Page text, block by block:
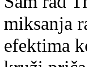
miksanja
efektima